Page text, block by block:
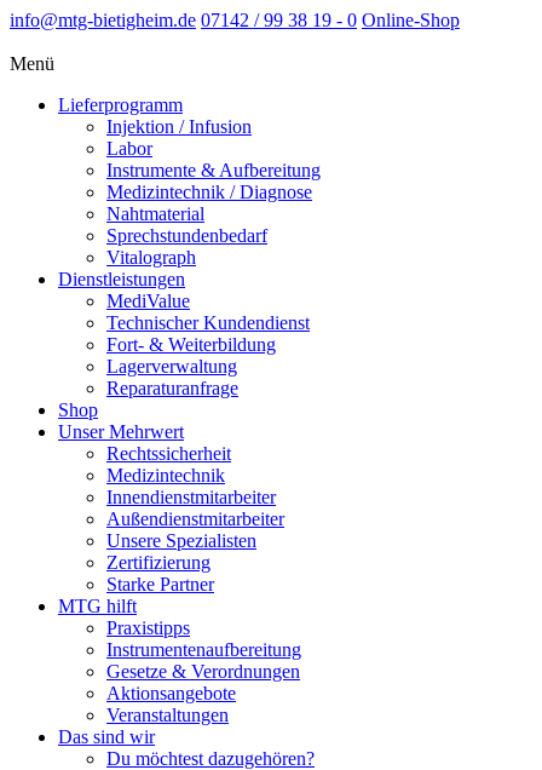
info@mtg-bietigheim.de 07142 / 99 38 19 - 0 Online-Shop
Menü
Lieferprogramm
Injektion / Infusion
Labor
Instrumente & Aufbereitung
Medizintechnik / Diagnose
Nahtmaterial
Sprechstundenbedarf
Vitalograph
Dienstleistungen
MediValue
Technischer Kundendienst
Fort- & Weiterbildung
Lagerverwaltung
Reparaturanfrage
Shop
Unser Mehrwert
Rechtssicherheit
Medizintechnik
Innendienstmitarbeiter
Außendienstmitarbeiter
Unsere Spezialisten
Zertifizierung
Starke Partner
MTG hilft
Praxistipps
Instrumentenaufbereitung
Gesetze & Verordnungen
Aktionsangebote
Veranstaltungen
Das sind wir
Du möchtest dazugehören?